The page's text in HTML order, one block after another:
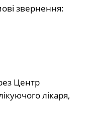
звернення:
Центр
лікаря,